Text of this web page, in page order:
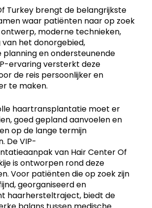
Turkey brengt de belangrijkste
waar patiënten naar op zoek
ontwerp, moderne technieken,
het donorgebied,
planning en ondersteunende
ervaring versterkt deze
de reis persoonlijker en
te maken.
haartransplantatie moet er
goed gepland aanvoelen en
op de lange termijn
De VIP-
van Hair Center Of
is ontworpen rond deze
Voor patiënten die op zoek zijn
georganiseerd en
haarhersteltraject, biedt de